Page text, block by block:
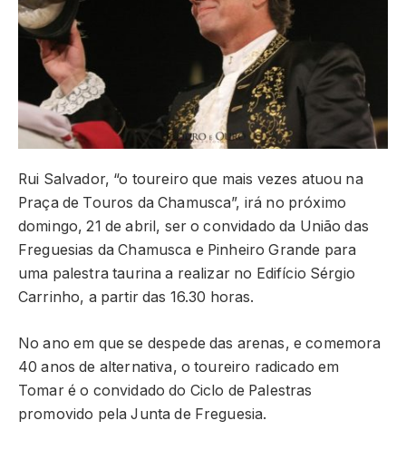
Rui Salvador, “o toureiro que mais vezes atuou na
Praça de Touros da Chamusca”, irá no próximo
domingo, 21 de abril, ser o convidado da União das
Freguesias da Chamusca e Pinheiro Grande para
uma palestra taurina a realizar no Edifício Sérgio
Carrinho, a partir das 16.30 horas.
No ano em que se despede das arenas, e comemora
40 anos de alternativa, o toureiro radicado em
Tomar é o convidado do Ciclo de Palestras
promovido pela Junta de Freguesia.